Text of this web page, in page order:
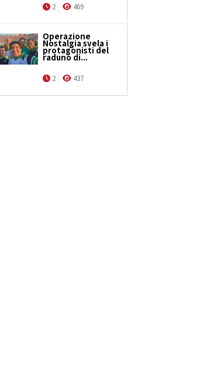
2 469
Operazione
Nostalgia svela i
protagonisti del
raduno di...
2 437